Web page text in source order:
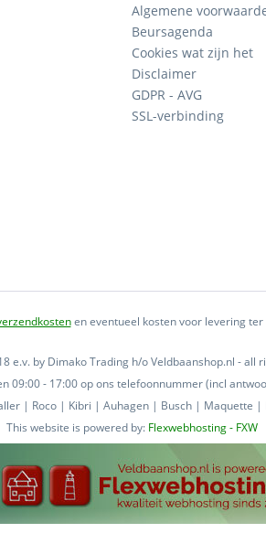
Algemene
Beursagenda
Cookies wat zijn het
Disclaimer
GDPR - AVG
SSL-verbinding
en eventueel kosten voor levering
e.v. by Dimako Trading h/o Veldbaanshop.nl - all
09:00 - 17:00 op ons telefoonnummer (incl
| Roco | Kibri | Auhagen | Busch | Maquette
This website is powered by: Flexwebhosting - FXW